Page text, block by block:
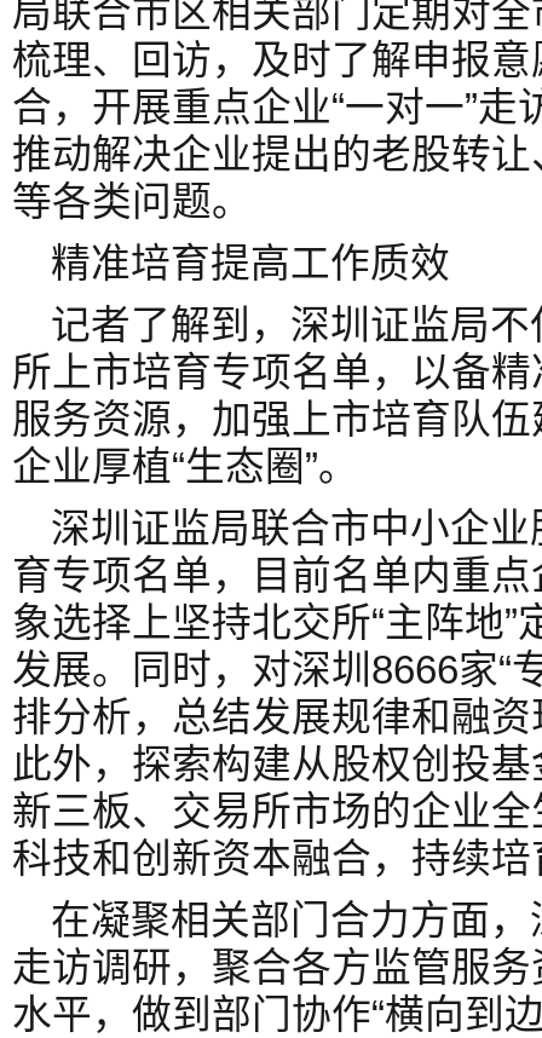
局联合市区相关部门定期对
梳理、回访，及时了解申报
合，开展重点企业“一对一”
推动解决企业提出的老股转
等各类问题。
精准培育提高工作质效
记者了解到，深圳证监局
所上市培育专项名单，以备
服务资源，加强上市培育队
企业厚植“生态圈”。
深圳证监局联合市中小企
育专项名单，目前名单内重
象选择上坚持北交所“主阵地
发展。同时，对深圳8666家“
排分析，总结发展规律和融
此外，探索构建从股权创投
新三板、交易所市场的企业
科技和创新资本融合，持续
在凝聚相关部门合力方面，
走访调研，聚合各方监管服
水平，做到部门协作“横向到